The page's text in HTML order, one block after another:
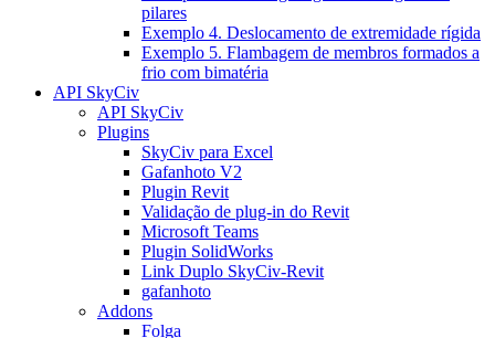
pilares
Exemplo 4. Deslocamento de extremidade rígida
Exemplo 5. Flambagem de membros formados a
frio com bimatéria
API SkyCiv
API SkyCiv
Plugins
SkyCiv para Excel
Gafanhoto V2
Plugin Revit
Validação de plug-in do Revit
Microsoft Teams
Plugin SolidWorks
Link Duplo SkyCiv-Revit
gafanhoto
Addons
Folga